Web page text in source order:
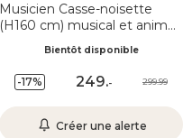
Musicien Casse-noisette
(H160 cm) musical et animé
Bientôt disponible
-17% 249.- 299.99
Créer une alerte